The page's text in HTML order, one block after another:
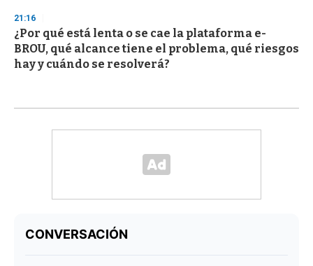
21:16
¿Por qué está lenta o se cae la plataforma e-
BROU, qué alcance tiene el problema, qué riesgos
hay y cuándo se resolverá?